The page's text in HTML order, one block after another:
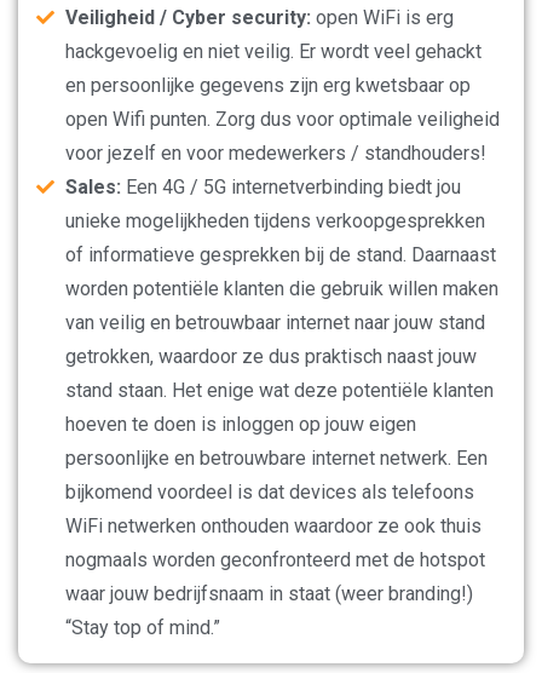
Veiligheid / Cyber security: open WiFi is erg
hackgevoelig en niet veilig. Er wordt veel gehackt
en persoonlijke gegevens zijn erg kwetsbaar op
open Wifi punten. Zorg dus voor optimale veiligheid
voor jezelf en voor medewerkers / standhouders!
Sales: Een 4G / 5G internetverbinding biedt jou
unieke mogelijkheden tijdens verkoopgesprekken
of informatieve gesprekken bij de stand. Daarnaast
worden potentiële klanten die gebruik willen maken
van veilig en betrouwbaar internet naar jouw stand
getrokken, waardoor ze dus praktisch naast jouw
stand staan. Het enige wat deze potentiële klanten
hoeven te doen is inloggen op jouw eigen
persoonlijke en betrouwbare internet netwerk. Een
bijkomend voordeel is dat devices als telefoons
WiFi netwerken onthouden waardoor ze ook thuis
nogmaals worden geconfronteerd met de hotspot
waar jouw bedrijfsnaam in staat (weer branding!)
“Stay top of mind.”